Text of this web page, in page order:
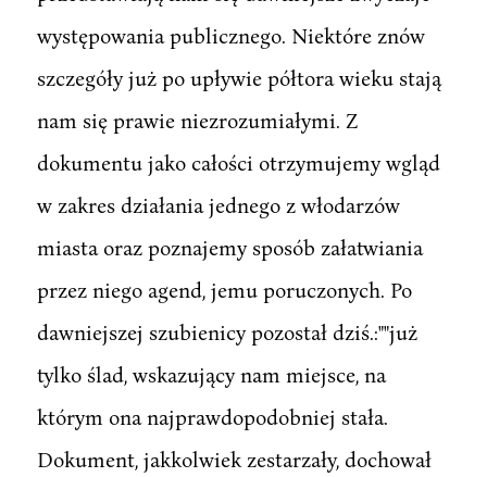
występowania publicznego. Niektóre znów
szczegóły już po upływie półtora wieku stają
nam się prawie niezrozumiałymi. Z
dokumentu jako całości otrzymujemy wgląd
w zakres działania jednego z włodarzów
miasta oraz poznajemy sposób załatwiania
przez niego agend, jemu poruczonych. Po
dawniejszej szubienicy pozostał dziś.:""już
tylko ślad, wskazujący nam miejsce, na
którym ona najprawdopodobniej stała.
Dokument, jakkolwiek zestarzały, dochował